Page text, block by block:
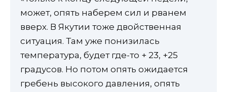
может, опять наберем сил и рванем
вверх. В Якутии тоже двойственная
ситуация. Там уже понизилась
температура, будет где-то + 23, +25
градусов. Но потом опять ожидается
гребень высокого давления, опять